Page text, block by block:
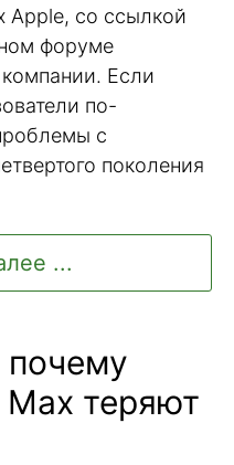
Apple, со ссылкой
форуме
Если
по-
с
поколения
...
почему
Max теряют